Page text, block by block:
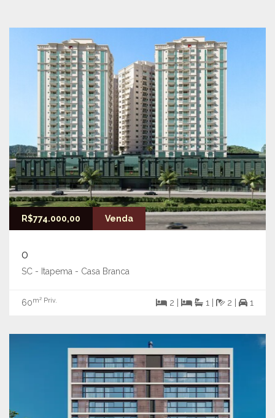
R$774.000,00 Venda
0
SC - Itapema - Casa Branca
60m² Priv. 2 | 1 | 2 | 1